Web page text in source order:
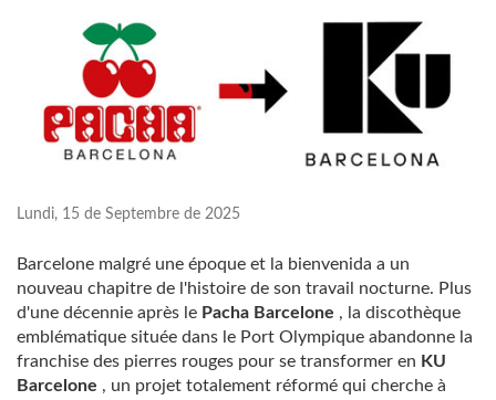
Lundi, 15 de Septembre de 2025
Barcelone malgré une époque et la bienvenida a un
nouveau chapitre de l'histoire de son travail nocturne. Plus
d'une décennie après le Pacha Barcelone , la discothèque
emblématique située dans le Port Olympique abandonne la
franchise des pierres rouges pour se transformer en KU
Barcelone , un projet totalement réformé qui cherche à